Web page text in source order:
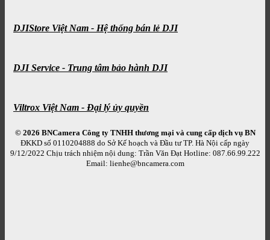
DJIStore Việt Nam - Hệ thống bán lẻ DJI
DJI Service - Trung tâm bảo hành DJI
Viltrox Việt Nam - Đại lý ủy quyền
© 2026 BNCamera Công ty TNHH thương mại và cung cấp dịch vụ BN
ĐKKD số 0110204888 do Sở Kế hoạch và Đầu tư TP. Hà Nội cấp ngày
9/12/2022 Chịu trách nhiệm nội dung: Trần Văn Đạt Hotline: 087.66.99.222
Email: lienhe@bncamera.com